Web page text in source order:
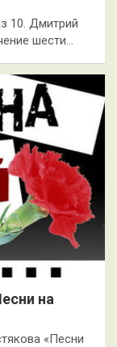
10. Дмитрий
шести…
на
«Песни